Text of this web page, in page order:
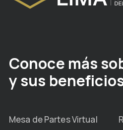
Conoce más
y sus
Mesa de Partes Virtual